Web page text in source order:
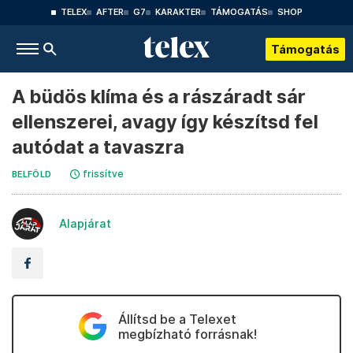
TELEX AFTER G7 KARAKTER TÁMOGATÁS SHOP
Támogatás
A büdös klíma és a rászáradt sár
ellenszerei, avagy így készítsd fel
autódat a tavaszra
BELFÖLD frissítve
Alapjárat
Állítsd be a Telexet
megbízható forrásnak!